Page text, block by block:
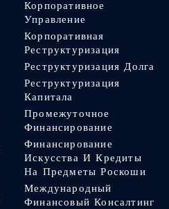
Корпоративное
Управление
Корпоративная
Реструктуризация
Реструктуризация Долга
Реструктуризация
Капитала
Промежуточное
Финансирование
Финансирование
Искусства И Кредиты
На Предметы Роскоши
Международный
Финансовый Консалтинг